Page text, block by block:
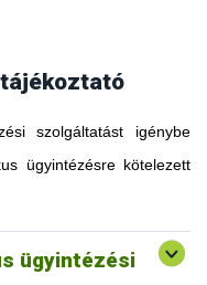
szolgáltatást igénybe
ügyintézésre kötelezett
ügyintézési